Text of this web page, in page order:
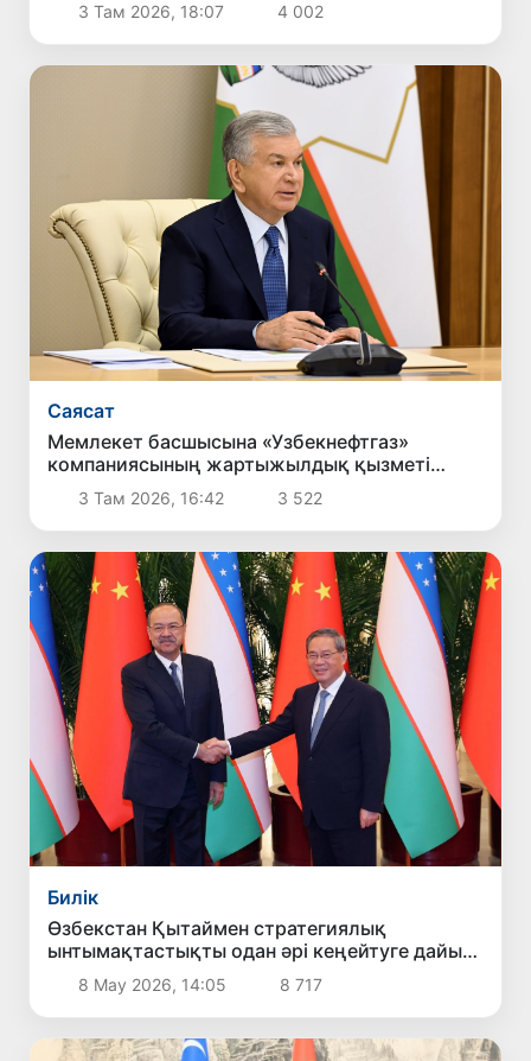
3 Там 2026, 18:07 4 002
Саясат
Мемлекет басшысына «Узбекнефтгаз»
компаниясының жартыжылдық қызметі
туралы есеп берілді
3 Там 2026, 16:42 3 522
Билік
Өзбекстан Қытаймен стратегиялық
ынтымақтастықты одан әрі кеңейтуге дайын
екенін мәлімдеді
8 Мау 2026, 14:05 8 717